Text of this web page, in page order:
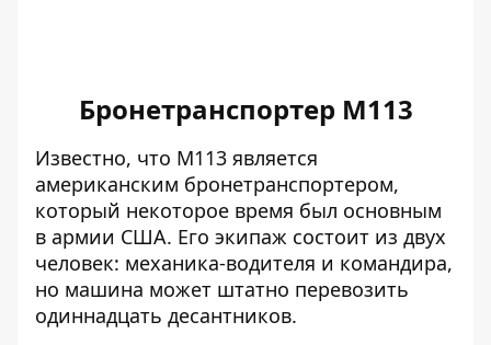
Бронетранспортер М113
Известно, что М113 является
американским бронетранспортером,
который некоторое время был основным
в армии США. Его экипаж состоит из двух
человек: механика-водителя и командира,
но машина может штатно перевозить
одиннадцать десантников.